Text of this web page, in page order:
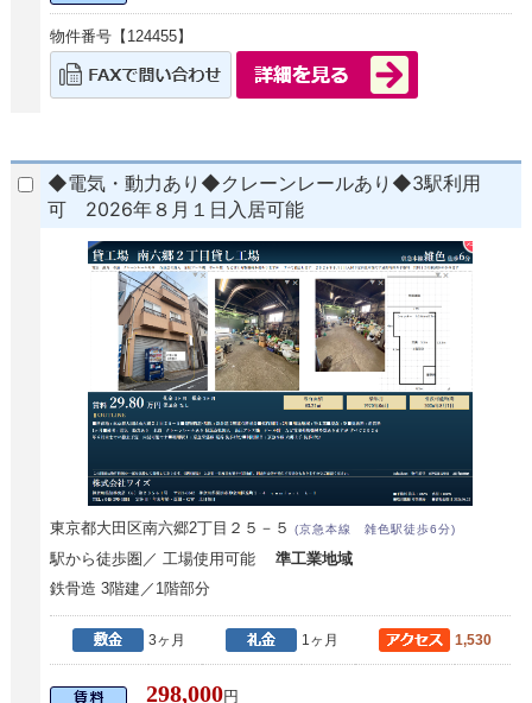
物件番号【124455】
◆電気・動力あり◆クレーンレールあり◆3駅利用
可 2026年８月１日入居可能
東京都大田区南六郷2丁目２５－５(京急本線 雑色駅徒歩6分)
駅から徒歩圏／ 工場使用可能準工業地域
鉄骨造 3階建／1階部分
3ヶ月 1ヶ月 1,530
298,000円